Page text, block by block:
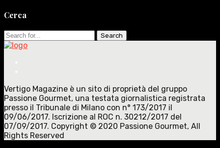
Cerca
Search
for:
Vertigo Magazine è un sito di proprietà del gruppo
Passione Gourmet, una testata giornalistica registrata
presso il Tribunale di Milano con n° 173/2017 il
09/06/2017. Iscrizione al ROC n. 30212/2017 del
07/09/2017. Copyright © 2020 Passione Gourmet, All
Rights Reserved